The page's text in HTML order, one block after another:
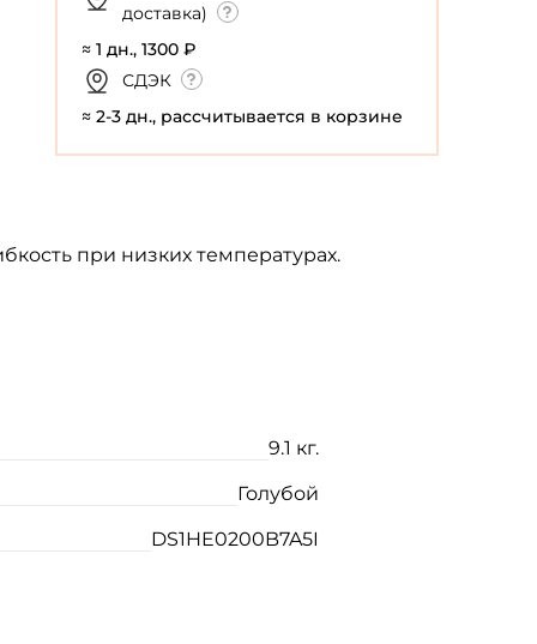
доставка)
≈ 1 дн., 1300 ₽
СДЭК
≈ 2-3 дн., рассчитывается в корзине
при низких температурах.
9.1 кг.
Голубой
DS1HE0200B7A5I